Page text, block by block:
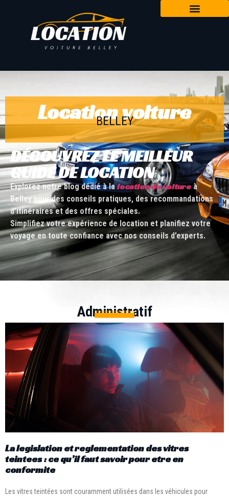
Location voiture
BELLEY
DÉCOUVREZ LE MEILLEUR
GUIDE DE LOCATION
Explorez notre blog dédié à lalocation de voiture à
Belley pour des conseils pratiques, des recommandations
d’itinéraires et des offres spéciales.
Simplifiez votre expérience de location et planifiez votre
voyage en toute confiance avec nos conseils d’experts.
Administratif
La legislation et reglementation des vitres
teintees : ce qu’il faut savoir pour etre en
conformite
Les vitres teintées sont couramment utilisées dans les véhicules pour